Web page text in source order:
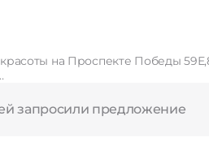
красоты на Проспекте Победы
запросили предложение